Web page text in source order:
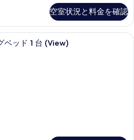
空室状況と料金を確認
高級寝具、羽毛の掛け布団、セーフ
ベッド 1 台 (View)